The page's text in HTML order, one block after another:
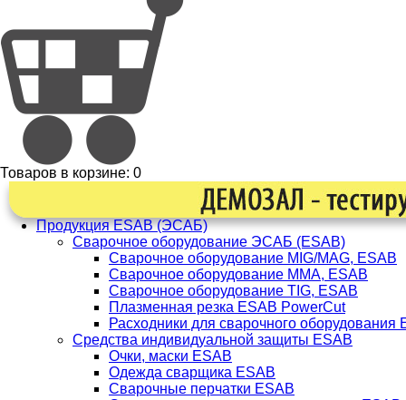
Товаров в корзине: 0
Продукция ESAB (ЭСАБ)
Сварочное оборудование ЭСАБ (ESAB)
Сварочное оборудование MIG/MAG, ESAB
Сварочное оборудование ММА, ESAB
Сварочное оборудование TIG, ESAB
Плазменная резка ESAB PowerCut
Расходники для сварочного оборудования
Средства индивидуальной защиты ESAB
Очки, маски ESAB
Одежда сварщика ESAB
Сварочные перчатки ESAB